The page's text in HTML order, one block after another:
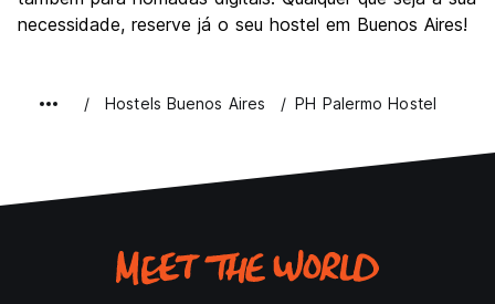
necessidade, reserve já o seu hostel em Buenos Aires!
Hostels Buenos Aires PH Palermo Hostel